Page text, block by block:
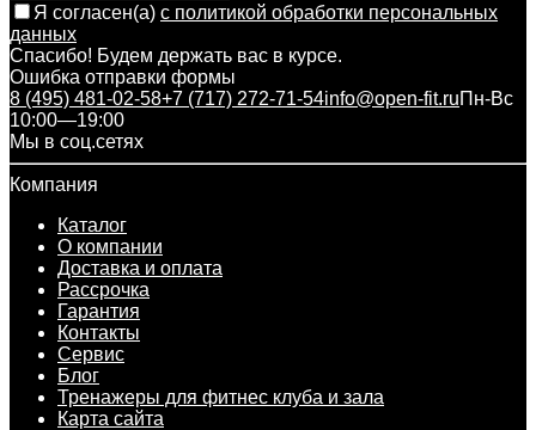
Я согласен(a) с политикой обработки персональных
данных
Спасибо! Будем держать вас в курсе.
Ошибка отправки формы
8 (495) 481-02-58+7 (717) 272-71-54info@open-fit.ruПн-Вс
10:00—19:00
Мы в соц.сетях
Компания
Каталог
О компании
Доставка и оплата
Рассрочка
Гарантия
Контакты
Сервис
Блог
Тренажеры для фитнес клуба и зала
Карта сайта